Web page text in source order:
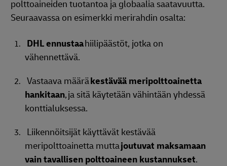
polttoaineiden tuotantoa ja globaalia saatavuutta.
Seuraavassa on esimerkki merirahdin osalta:
DHL ennustaahiilipäästöt, jotka on
vähennettävä.
Vastaava määräkestävää meripolttoainetta
hankitaan, ja sitä käytetään vähintään yhdessä
konttialuksessa.
Liikennöitsijät käyttävät kestävää
meripolttoainetta muttajoutuvat maksamaan
vain tavallisen polttoaineen kustannukset.